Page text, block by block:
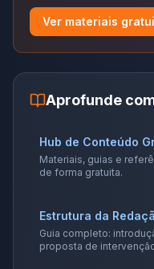
Ver materiais
Aprofunde
Hub de Conteúdo
Materiais, guias e
de forma gratuita.
Estrutura da
Guia completo:
proposta de